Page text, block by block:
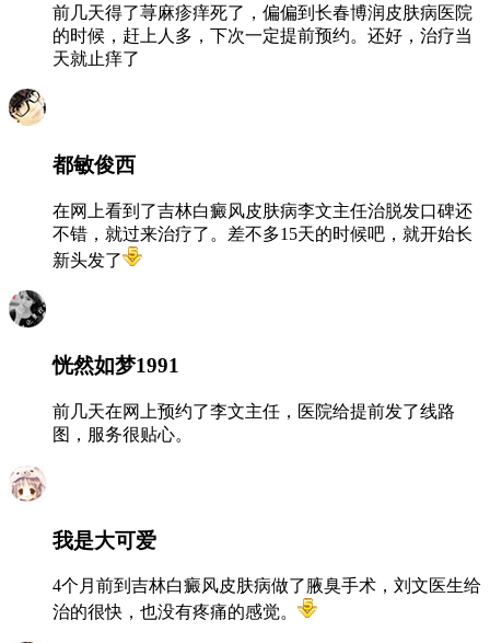
前几天得了荨麻疹痒死了，偏偏到长春博润皮肤病医院
的时候，赶上人多，下次一定提前预约。还好，治疗当
天就止痒了
都敏俊西
在网上看到了吉林白癜风皮肤病李文主任治脱发口碑还
不错，就过来治疗了。差不多15天的时候吧，就开始长
新头发了
恍然如梦1991
前几天在网上预约了李文主任，医院给提前发了线路
图，服务很贴心。
我是大可爱
4个月前到吉林白癜风皮肤病做了腋臭手术，刘文医生给
治的很快，也没有疼痛的感觉。